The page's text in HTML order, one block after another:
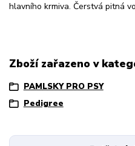
hlavního krmiva. Čerstvá pitná
Zboží zařazeno v
PAMLSKY PRO PSY
Pedigree